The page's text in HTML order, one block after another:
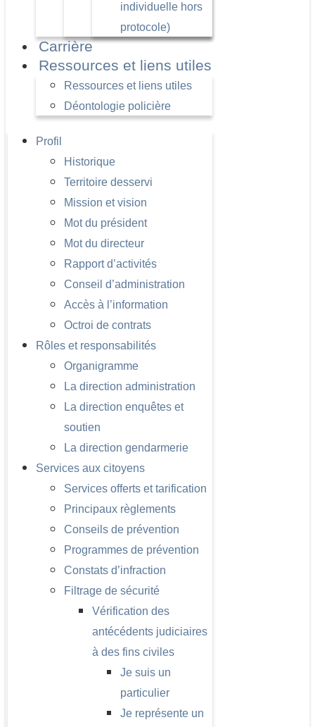
individuelle hors
protocole)
Carrière
Ressources et liens utiles
Ressources et liens utiles
Déontologie policière
Profil
Historique
Territoire desservi
Mission et vision
Mot du président
Mot du directeur
Rapport d’activités
Conseil d’administration
Accès à l’information
Octroi de contrats
Rôles et responsabilités
Organigramme
La direction administration
La direction enquêtes et
soutien
La direction gendarmerie
Services aux citoyens
Services offerts et tarification
Principaux règlements
Conseils de prévention
Programmes de prévention
Constats d’infraction
Filtrage de sécurité
Vérification des
antécédents judiciaires
à des fins civiles
Je suis un
particulier
Je représente un